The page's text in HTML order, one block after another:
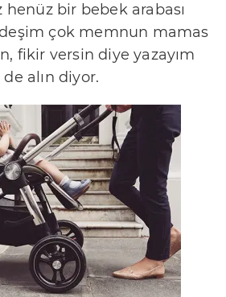
henüz bir bebek arabası
çok memnun mamas
fikir versin diye yazayım
alın diyor.